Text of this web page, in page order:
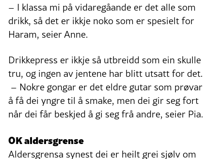
– I klassa mi på vidaregåande er det alle som
drikk, så det er ikkje noko som er spesielt for
Haram, seier Anne.
Drikkepress er ikkje så utbreidd som ein skulle
tru, og ingen av jentene har blitt utsatt for det.
– Nokre gongar er det eldre gutar som prøvar
å få dei yngre til å smake, men dei gir seg fort
når dei får beskjed å gi seg frå andre, seier Pia.
OK aldersgrense
Aldersgrensa synest dei er heilt grei sjølv om